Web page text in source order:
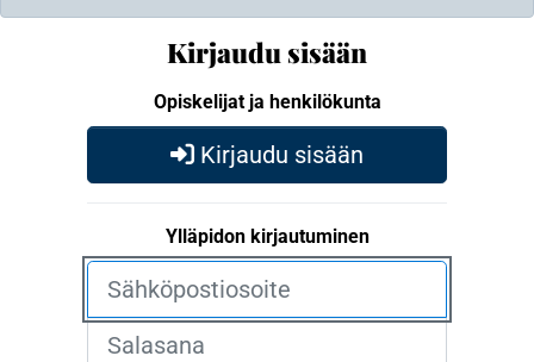
Kirjaudu sisään
Opiskelijat ja henkilökunta
Kirjaudu sisään
Ylläpidon kirjautuminen